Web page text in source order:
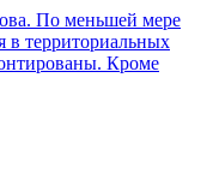
По меньшей мере
в территориальных
Кроме